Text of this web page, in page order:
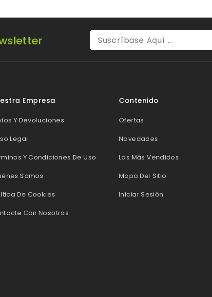
Empresa
Y Devoluciones
Legal
Y Condiciones De Uso
Somos
De Cookies
Con Nosotros
Contenido
Ofertas
Novedades
Los Más Vendidos
Mapa Del Sitio
Iniciar Sesión